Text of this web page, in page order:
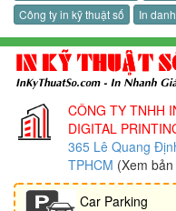
Công ty in kỹ thuật số
In
CÔNG TY TNHH
DIGITAL
365 Lê Quang
TPHCM (Xem
Car Parking